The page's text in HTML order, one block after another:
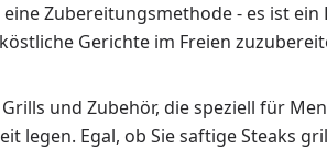
Zubereitungsmethode - es ist
Gerichte im Freien
und Zubehör, die speziell für
legen. Egal, ob Sie saftige Steaks